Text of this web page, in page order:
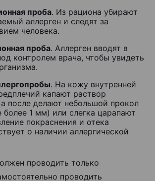
проба. Из рациона убирают
аллерген и следят за
человека.
проба. Аллерген вводят в
контролем врача, чтобы увидеть
. На кожу внутренней
капают раствор
а после делают небольшой прокол
более 1 мм) или слегка царапают
покраснения и отека
о наличии аллергической
проводить только
проводить